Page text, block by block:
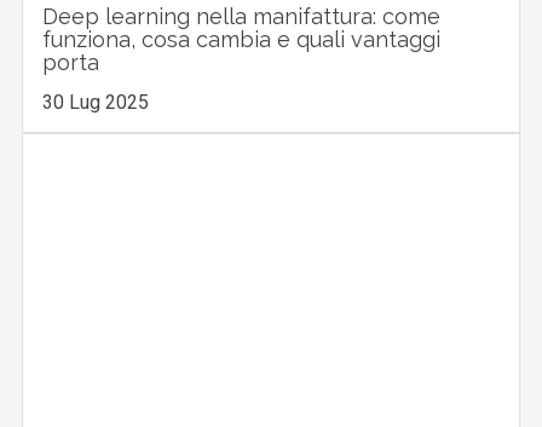
Deep learning nella manifattura: come
funziona, cosa cambia e quali vantaggi
porta
30 Lug 2025